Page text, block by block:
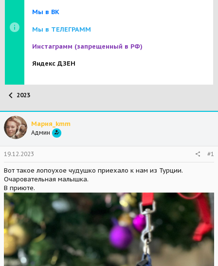
Мы в ВК
Мы в ТЕЛЕГРАММ
Инстаграмм (запрещенный в РФ)
Яндекс ДЗЕН
2023
Мария_kmm
Админ
19.12.2023 #1
Вот такое лопоухое чудушко приехало к нам из Турции.
Очаровательная малышка.
В приюте.